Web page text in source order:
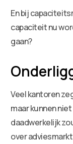
En bij
capaciteit nu
gaan?
Veel kantoren
maar kunnen
daadwerkelijk
over